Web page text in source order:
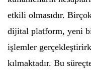
etkili olmasıdır.
dijital platform, yeni
işlemler
kılmaktadır. Bu